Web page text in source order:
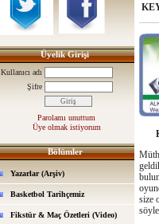
Üyelik Girişi
Kullanıcı adı
Şifre
Parolamı unuttum
Üye olmak istiyorum
Bölümler
Yazarlar (Arşiv)
Basketbol Tarihçemiz
Fikstür & Maç Özetleri (Video)
size